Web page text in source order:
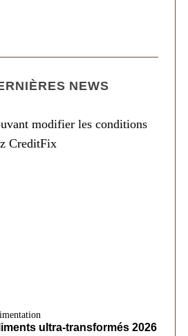
NEWS
ultra-transformés 2026